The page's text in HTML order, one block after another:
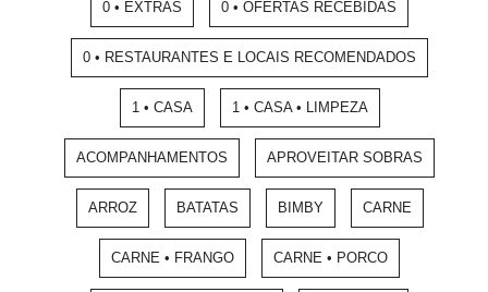
0 • EXTRAS 0 • OFERTAS RECEBIDAS
0 • RESTAURANTES E LOCAIS RECOMENDADOS
1 • CASA 1 • CASA • LIMPEZA
ACOMPANHAMENTOS APROVEITAR SOBRAS
ARROZ BATATAS BIMBY CARNE
CARNE • FRANGO CARNE • PORCO